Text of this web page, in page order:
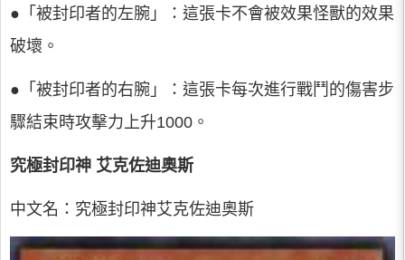
●「被封印者的左腕」：這張卡不會被效果怪獸的效果
破壞。
●「被封印者的右腕」：這張卡每次進行戰鬥的傷害步
驟結束時攻擊力上升1000。
究極封印神 艾克佐迪奧斯
中文名：究極封印神艾克佐迪奧斯